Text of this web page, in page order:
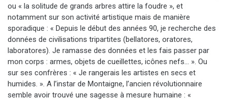
ou « la solitude de grands arbres attire la foudre », et
notamment sur son activité artistique mais de manière
sporadique : « Depuis le début des années 90, je recherche des
données de civilisations tripartites (bellatores, oratores,
laboratores). Je ramasse des données et les fais passer par
mon corps : armes, objets de cueillettes, icônes nefs… ». Ou
sur ses confrères : « Je rangerais les artistes en secs et
humides. ». A l’instar de Montaigne, l’ancien révolutionnaire
semble avoir trouvé une sagesse à mesure humaine : «